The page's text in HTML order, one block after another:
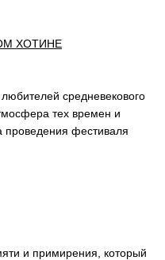
ХОТИНЕ
средневекового
тех времен и
проведения фестиваля
и примирения, который